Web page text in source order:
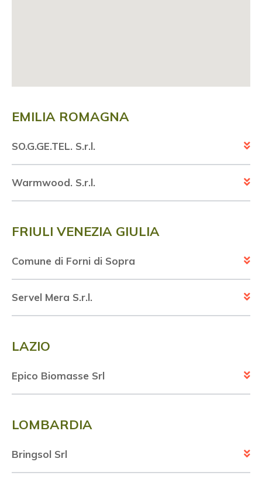
EMILIA ROMAGNA
SO.G.GE.TEL. S.r.l.
Warmwood. S.r.l.
FRIULI VENEZIA GIULIA
Comune di Forni di Sopra
Servel Mera S.r.l.
LAZIO
Epico Biomasse Srl
LOMBARDIA
Bringsol Srl